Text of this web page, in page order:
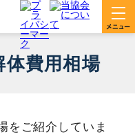
体費用相場
をご紹介していま